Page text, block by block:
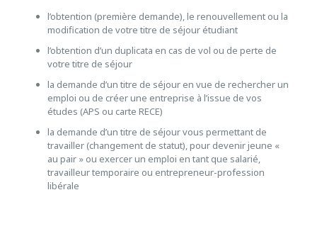
l’obtention (première demande), le renouvellement ou la
modification de votre titre de séjour étudiant
l’obtention d’un duplicata en cas de vol ou de perte de
votre titre de séjour
la demande d’un titre de séjour en vue de rechercher un
emploi ou de créer une entreprise à l’issue de vos
études (APS ou carte RECE)
la demande d’un titre de séjour vous permettant de
travailler (changement de statut), pour devenir jeune «
au pair » ou exercer un emploi en tant que salarié,
travailleur temporaire ou entrepreneur-profession
libérale